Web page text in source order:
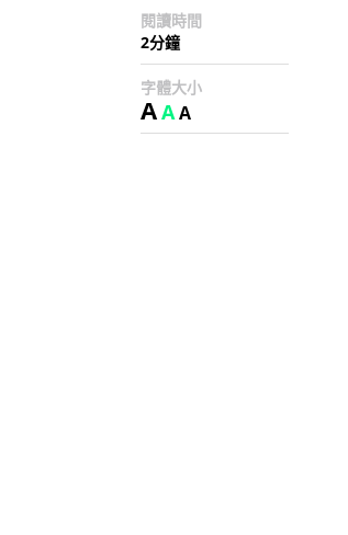
閱讀時間
2分鐘
字體大小
AAA